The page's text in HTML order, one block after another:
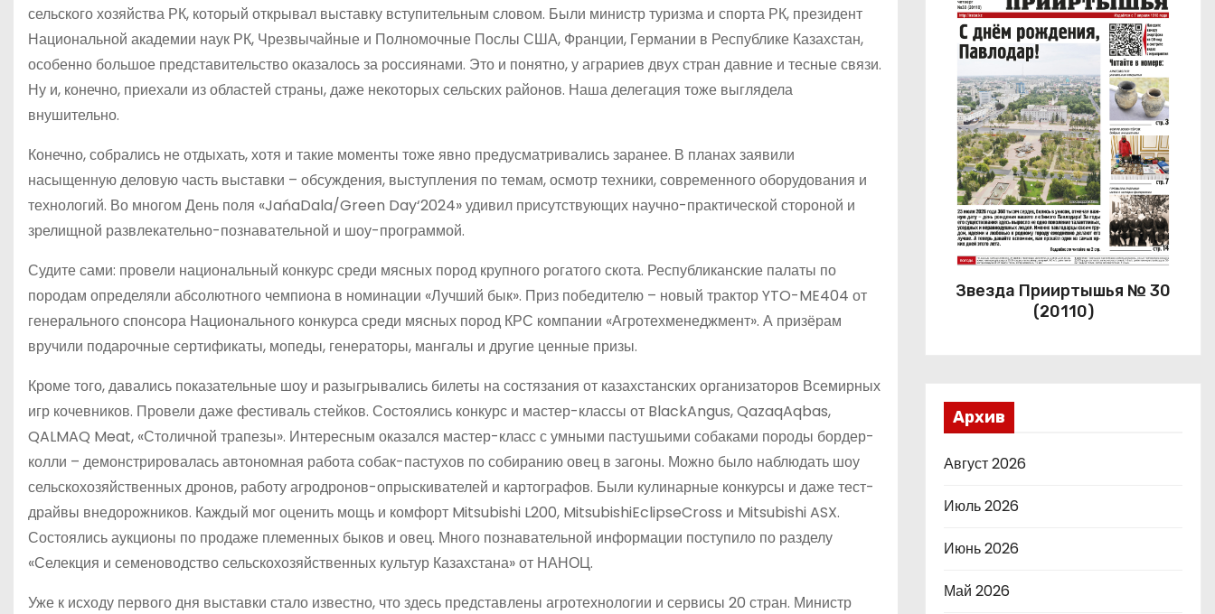
сельского хозяйства РК, который открывал выставку вступительным словом. Были министр туризма и спорта РК, президент
Национальной академии наук РК, Чрезвычайные и Полномочные Послы США, Франции, Германии в Республике Казахстан,
особенно большое представительство оказалось за россиянами. Это и понятно, у аграриев двух стран давние и тесные связи.
Ну и, конечно, приехали из областей страны, даже некоторых сельских районов. Наша делегация тоже выглядела
внушительно.
Конечно, собрались не отдыхать, хотя и такие моменты тоже явно предусматривались заранее. В планах заявили
насыщенную деловую часть выставки – обсуждения, выступления по темам, осмотр техники, современного оборудования и
технологий. Во многом День поля «JańaDala/Green Day‘2024» удивил присутствующих научно-практической стороной и
зрелищной развлекательно-познавательной и шоу-программой.
Судите сами: провели национальный конкурс среди мясных пород крупного рогатого скота. Республиканские палаты по
породам определяли абсолютного чемпиона в номинации «Лучший бык». Приз победителю – новый трактор YTO-ME404 от
генерального спонсора Национального конкурса среди мясных пород КРС компании «Агротехменеджмент». А призёрам
вручили подарочные сертификаты, мопеды, генераторы, мангалы и другие ценные призы.
Кроме того, давались показательные шоу и разыгрывались билеты на состязания от казахстанских организаторов Всемирных
игр кочевников. Провели даже фестиваль стейков. Состоялись конкурс и мастер-классы от BlackAngus, QazaqAqbas,
QALMAQ Meat, «Столичной трапезы». Интересным оказался мастер-класс с умными пастушьими собаками породы бордер-
колли – демонстрировалась автономная работа собак-пастухов по собиранию овец в загоны. Можно было наблюдать шоу
сельскохозяйственных дронов, работу агродронов-опрыскивателей и картографов. Были кулинарные конкурсы и даже тест-
драйвы внедорожников. Каждый мог оценить мощь и комфорт Mitsubishi L200, MitsubishiEclipseCross и Mitsubishi ASX.
Состоялись аукционы по продаже племенных быков и овец. Много познавательной информации поступило по разделу
«Селекция и семеноводство сельскохозяйственных культур Казахстана» от НАНОЦ.
Уже к исходу первого дня выставки стало известно, что здесь представлены агротехнологии и сервисы 20 стран. Министр
Звезда Прииртышья № 30
(20110)
Архив
Август 2026
Июль 2026
Июнь 2026
Май 2026